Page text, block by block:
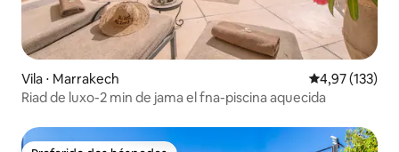
Vila ⋅ Marrakech 4,97 de uma
4,97 (133)
Riad de luxo-2 min de jama el fna-piscina aquecida